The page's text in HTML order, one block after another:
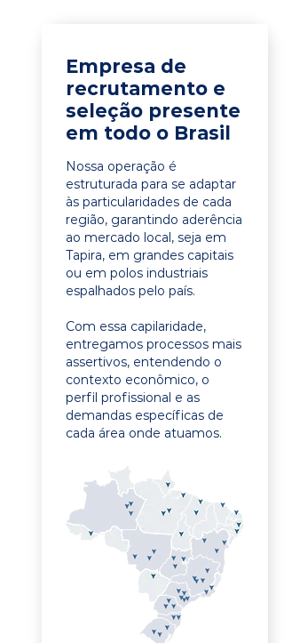
Empresa de
recrutamento e
seleção presente
em todo o Brasil
Nossa operação é
estruturada para se adaptar
às particularidades de cada
região, garantindo aderência
ao mercado local, seja em
Tapira, em grandes capitais
ou em polos industriais
espalhados pelo país.
Com essa capilaridade,
entregamos processos mais
assertivos, entendendo o
contexto econômico, o
perfil profissional e as
demandas específicas de
cada área onde atuamos.